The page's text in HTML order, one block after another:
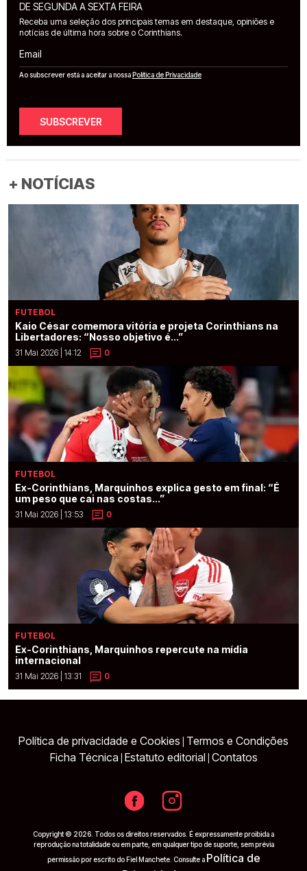
DE SEGUNDA A SEXTA FEIRA
Receba uma seleção dos principais temas em destaque, opiniões e
notícias de última hora sobre o Corinthians.
Email
Ao subscrever está a aceitar a nossa Política de Privacidade
SUBSCREVER
+ NOTÍCIAS
FUTEBOL
Kaio César comemora vitória e projeta Corinthians na
Libertadores: “Nosso objetivo é...”
31 Mai 2026 | 14:12 0
FUTEBOL
Ex-Corinthians, Marquinhos explica gesto em final: “É
um peso que cai nas costas...”
31 Mai 2026 | 13:53 0
FUTEBOL
Ex-Corinthians, Marquinhos repercute na mídia
internacional
31 Mai 2026 | 13:31 0
Política de privacidade e Cookies Termos e Condições
Ficha Técnica Estatuto editorial Contatos
Copyright © 2026. Todos os direitos reservados. É expressamente proibida a
reprodução na totalidade ou em parte, em qualquer tipo de suporte, sem prévia
permissão por escrito do Fiel Manchete. Consulte a Política de